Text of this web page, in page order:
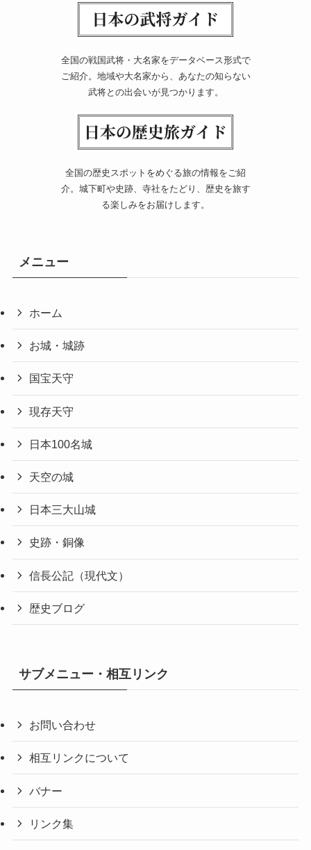
全国の戦国武将・大名家をデータベース形式で
ご紹介。地域や大名家から、あなたの知らない
武将との出会いが見つかります。
全国の歴史スポットをめぐる旅の情報をご紹
介。城下町や史跡、寺社をたどり、歴史を旅す
る楽しみをお届けします。
メニュー
ホーム
お城・城跡
国宝天守
現存天守
日本100名城
天空の城
日本三大山城
史跡・銅像
信長公記（現代文）
歴史ブログ
サブメニュー・相互リンク
お問い合わせ
相互リンクについて
バナー
リンク集